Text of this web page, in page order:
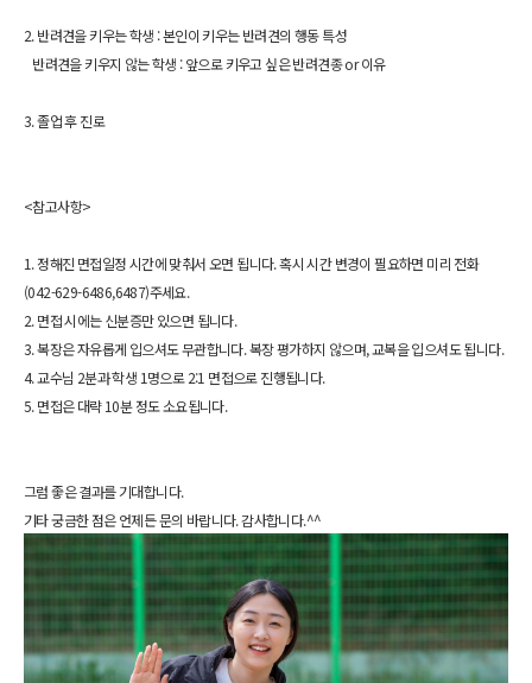
2. 반려견을 키우는 학생 : 본인이 키우는 반려견의 행동 특성
반려견을 키우지 않는 학생 : 앞으로 키우고 싶은 반려견종 or 이유
3. 졸업 후 진로
<참고사항>
1. 정해진 면접일정 시간에 맞춰서 오면 됩니다. 혹시 시간 변경이 필요하면 미리 전화
(042-629-6486,6487)주세요.
2. 면접 시에는 신분증만 있으면 됩니다.
3. 복장은 자유롭게 입으셔도 무관합니다. 복장 평가하지 않으며, 교복을 입으셔도 됩니다.
4. 교수님 2분과 학생 1명으로 2:1 면접으로 진행됩니다.
5. 면접은 대략 10분 정도 소요됩니다.
그럼 좋은 결과를 기대합니다.
기타 궁금한 점은 언제든 문의 바랍니다. 감사합니다.^^